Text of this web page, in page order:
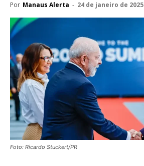
Por Manaus Alerta - 24 de janeiro de 2025
Foto: Ricardo Stuckert/PR